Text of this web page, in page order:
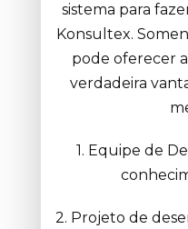
sistema para
Konsultex.
pode oferecer
verdadeira
1. Equipe de
2. Projeto de